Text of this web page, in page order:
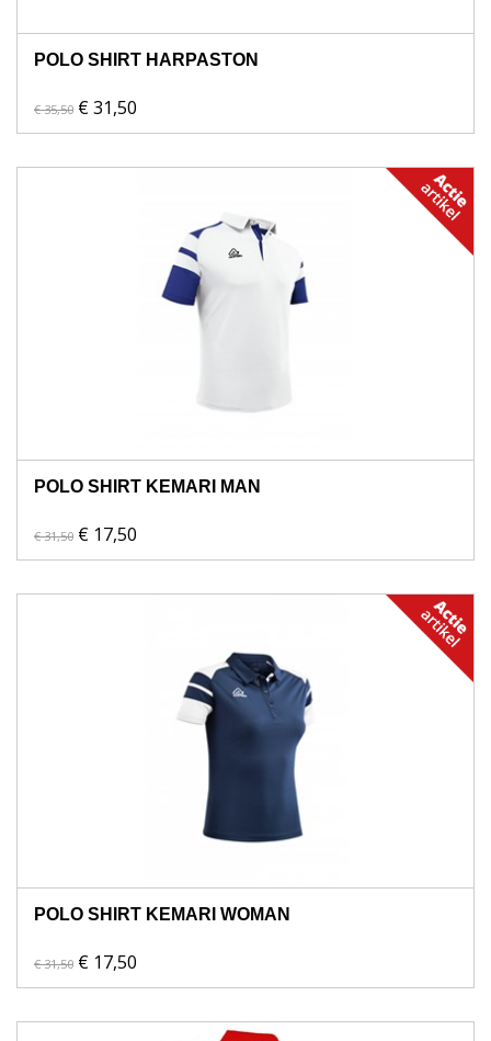
POLO SHIRT HARPASTON
€ 35,50 € 31,50
POLO SHIRT KEMARI MAN
€ 31,50 € 17,50
POLO SHIRT KEMARI WOMAN
€ 31,50 € 17,50